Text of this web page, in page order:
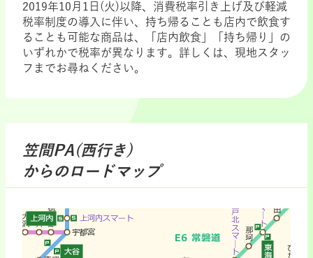
2019年10月1日(火)以降、消費税率引き上げ及び軽減
税率制度の導入に伴い、持ち帰ることも店内で飲食す
ることも可能な商品は、「店内飲食」「持ち帰り」の
いずれかで税率が異なります。詳しくは、現地スタッ
フまでお尋ねください。
笠間PA(西行き)
からのロードマップ